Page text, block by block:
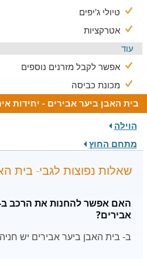
טיולי ג'יפים
אטרקציות
עוד
אפשר לקבל מזרנים נוספים
מכונת כביסה
בית האבן ביער אבירים - יחידות
הוילה
מתחם החוץ
שאלות נפוצות לגבי- בית
האם אפשר להחנות את הרכב
אבירים?
ב- בית האבן ביער אבירים יש